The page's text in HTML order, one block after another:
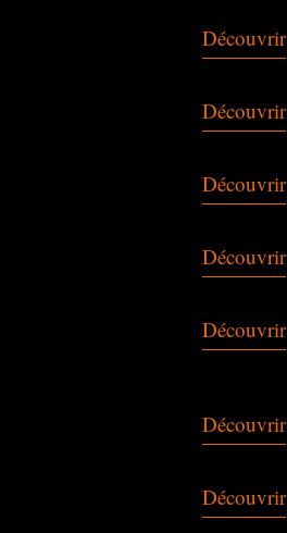
Découvrir
Découvrir
Découvrir
Découvrir
Découvrir
Découvrir
Découvrir